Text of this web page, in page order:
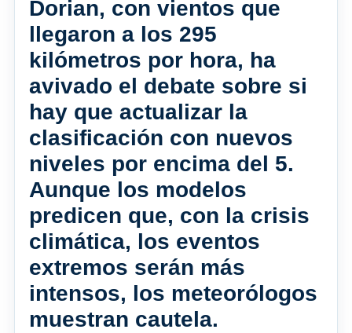
Dorian, con vientos que
llegaron a los 295
kilómetros por hora, ha
avivado el debate sobre si
hay que actualizar la
clasificación con nuevos
niveles por encima del 5.
Aunque los modelos
predicen que, con la crisis
climática, los eventos
extremos serán más
intensos, los meteorólogos
muestran cautela.